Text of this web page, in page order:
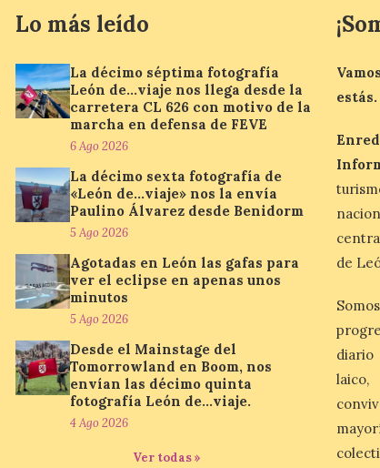
Lo más leído
La décimo séptima fotografía
León de…viaje nos llega desde la
carretera CL 626 con motivo de la
marcha en defensa de FEVE
6 Ago 2026
La décimo sexta fotografía de
«León de…viaje» nos la envía
Paulino Álvarez desde Benidorm
5 Ago 2026
Agotadas en León las gafas para
ver el eclipse en apenas unos
minutos
5 Ago 2026
Desde el Mainstage del
Tomorrowland en Boom, nos
envían las décimo quinta
fotografía León de…viaje.
4 Ago 2026
Ver todas »
estás.
de
diario